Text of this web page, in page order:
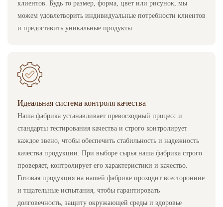
клиентов. Будь то размер, форма, цвет или рисунок, мы
можем удовлетворить индивидуальные потребности клиентов
и предоставить уникальные продукты.
Идеальная система контроля качества
Наша фабрика устанавливает превосходный процесс и
стандарты тестирования качества и строго контролирует
каждое звено, чтобы обеспечить стабильность и надежность
качества продукции. При выборе сырья наша фабрика строго
проверяет, контролирует его характеристики и качество.
Готовая продукция на нашей фабрике проходит всесторонние
и тщательные испытания, чтобы гарантировать
долговечность, защиту окружающей среды и здоровье